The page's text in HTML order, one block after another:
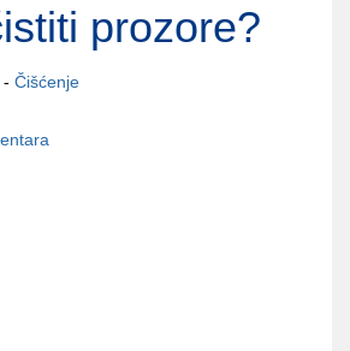
prozore?
- Čišćenje